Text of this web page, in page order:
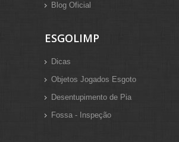
Blog Oficial
ESGOLIMP
Dicas
Objetos Jogados Esgoto
Desentupimento de Pia
Fossa - Inspeção